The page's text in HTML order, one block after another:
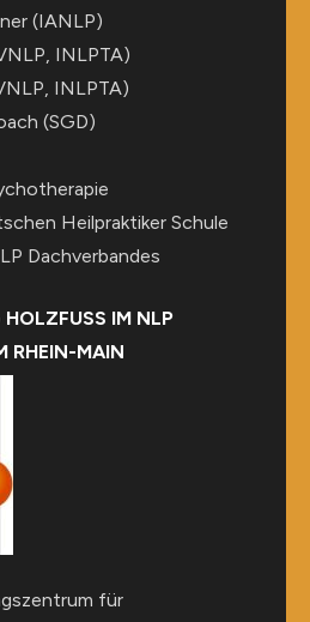
(IANLP)
INLPTA)
INLPTA)
(SGD)
Heilpraktiker Schule
Dachverbandes
IM NLP
RHEIN-MAIN
für